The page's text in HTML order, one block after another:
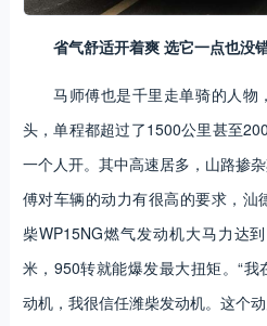
省气舒适开着爽 选它一点也没
马师傅也是千里走单骑的人物
头，单程都超过了1500公里甚至
一个人开。其中高速居多，山路掺
傅对车辆的动力有很高的要求，汕
柴WP15NG燃气发动机大马力达
米，950转就能爆发最大扭矩。“
动机，我很信任潍柴发动机。这个